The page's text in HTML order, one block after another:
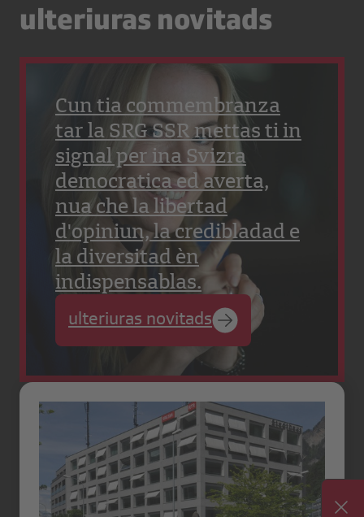
ulteriuras novitads
Cun tia commembranza
tar la SRG SSR mettas ti in
signal per ina Svizra
democratica ed averta,
nua che la libertad
d'opiniun, la credibladad e
la diversitad èn
indispensablas.
ulteriuras novitads